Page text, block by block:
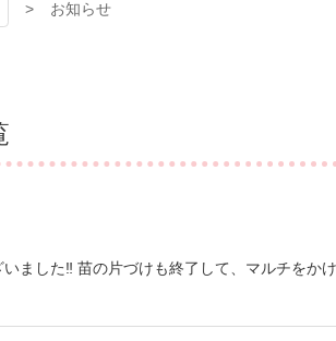
お知らせ
ました‼︎ 苗の片づけも終了して、マルチを